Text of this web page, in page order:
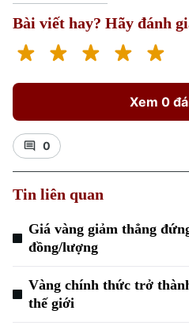
Xu hướng
Bài viết hay? Hãy đánh
Xem 0
0
Tin liên quan
Giá vàng giảm thẳng
đồng/lượng
Vàng chính thức trở
thế giới